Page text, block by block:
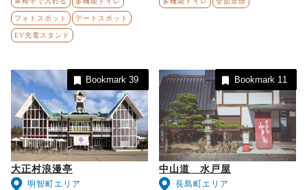
フォトスポット デートスポット
EV充電スタンド
大正村浪漫亭
明智町エリア
Bookmark39
中山道 水戸屋
長島町エリア
Bookmark 11